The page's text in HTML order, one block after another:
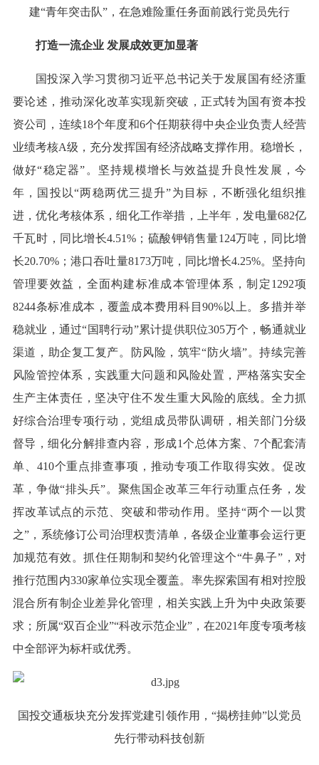
建“青年突击队”，在急难险重任务面前践行党员先行
打造一流企业 发展成效更加显著
国投深入学习贯彻习近平总书记关于发展国有经济重
要论述，推动深化改革实现新突破，正式转为国有资本投
资公司，连续18个年度和6个任期获得中央企业负责人经营
业绩考核A级，充分发挥国有经济战略支撑作用。稳增长，
做好“稳定器”。坚持规模增长与效益提升良性发展，今
年，国投以“两稳两优三提升”为目标，不断强化组织推
进，优化考核体系，细化工作举措，上半年，发电量682亿
千瓦时，同比增长4.51%；硫酸钾销售量124万吨，同比增
长20.70%；港口吞吐量8173万吨，同比增长4.25%。坚持向
管理要效益，全面构建标准成本管理体系，制定1292项
8244条标准成本，覆盖成本费用科目90%以上。多措并举
稳就业，通过“国聘行动”累计提供职位305万个，畅通就业
渠道，助企复工复产。防风险，筑牢“防火墙”。持续完善
风险管控体系，实践重大问题和风险处置，严格落实安全
生产主体责任，坚决守住不发生重大风险的底线。全力抓
好综合治理专项行动，党组成员带队调研，相关部门分级
督导，细化分解排查内容，形成1个总体方案、7个配套清
单、410个重点排查事项，推动专项工作取得实效。促改
革，争做“排头兵”。聚焦国企改革三年行动重点任务，发
挥改革试点的示范、突破和带动作用。坚持“两个一以贯
之”，系统修订公司治理权责清单，各级企业董事会运行更
加规范有效。抓住任期制和契约化管理这个“牛鼻子”，对
推行范围内330家单位实现全覆盖。率先探索国有相对控股
混合所有制企业差异化管理，相关实践上升为中央政策要
求；所属“双百企业”“科改示范企业”，在2021年度专项考核
中全部评为标杆或优秀。
国投交通板块充分发挥党建引领作用，“揭榜挂帅”以党员
先行带动科技创新